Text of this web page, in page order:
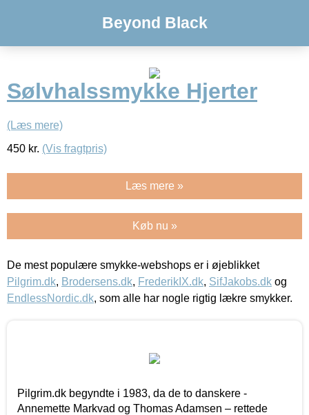
Beyond Black
Sølvhalssmykke Hjerter
(Læs mere)
450 kr. (Vis fragtpris)
Læs mere »
Køb nu »
De mest populære smykke-webshops er i øjeblikket
Pilgrim.dk, Brodersens.dk, FrederikIX.dk, SifJakobs.dk og
EndlessNordic.dk, som alle har nogle rigtig lækre smykker.
Pilgrim.dk begyndte i 1983, da de to danskere -
Annemette Markvad og Thomas Adamsen – rettede